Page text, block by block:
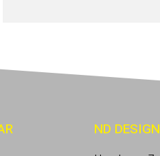
ND DESIGN